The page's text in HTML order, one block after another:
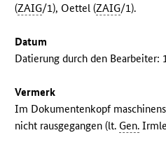
(ZAIG/1), Oettel (ZAIG/1).
Datum
Datierung durch den Bearbeiter:
Vermerk
Im Dokumentenkopf
nicht rausgegangen (lt. Gen.